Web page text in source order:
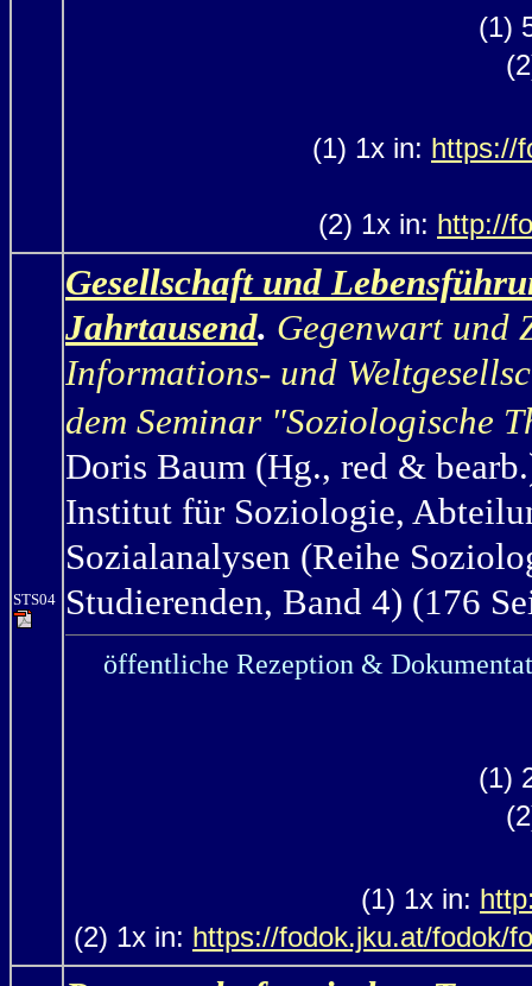
(1)
(1) 1x in: https://
(2) 1x in: http://
STS04
Gesellschaft und
Jahrtausend. Gegenwart und
Informations- und
dem Seminar "Soziologische
Doris Baum (Hg., red & bearb.
Institut für Soziologie,
Sozialanalysen (Reihe
Studierenden, Band 4) (176
öffentliche Rezeption &
(1)
(1) 1x in:
(2) 1x in: https://fodok.jku.at/fodok/